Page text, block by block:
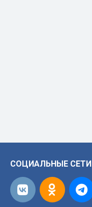
СОЦИАЛЬНЫЕ СЕТИ